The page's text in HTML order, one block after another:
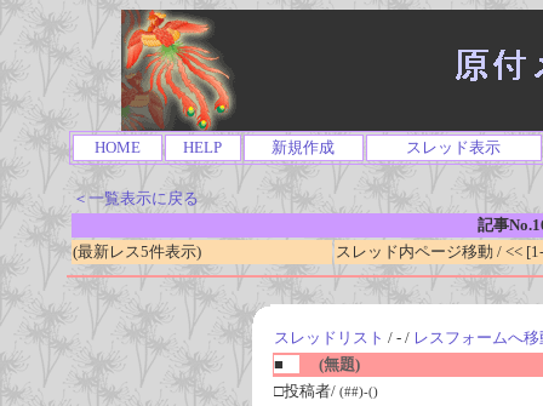
HOME HELP 新規作成 スレッド表示
＜一覧表示に戻る
記事
(最新レス5件表示)
スレッド内ページ移動 / <<
スレッドリスト / - / レスフォームへ移
■
(無題)
□投稿者/ (##)-()